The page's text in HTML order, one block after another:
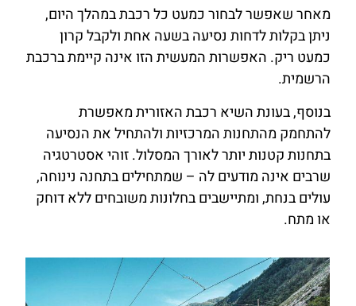
מאחר שאפשר לבחור כמעט כל רכבת במהלך היום,
ניתן בקלות לדחות נסיעה בשעה אחת ולקבל קרון
כמעט ריק. האפשרות המעשית הזו אינה קיימת ברכבת
הרשמית.
בנוסף, בעונת השיא רכבת האזורית מאפשרת
להתחמק מהתחנות המרכזיות ולהתחיל את הנסיעה
בתחנות קטנות יותר לאורך המסלול. זוהי אסטרטגיה
שרבים אינה מודעים לה – שמתחילים בתחנה נינוחה,
עולים בנחת, ומתיישבים בחלונות משובחים ללא דוחק
או מתח.